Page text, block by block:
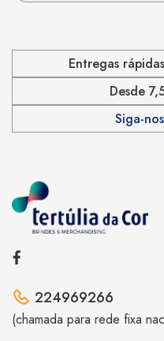
Entregas
Desde
Siga-
224969266
(chamada para rede fixa